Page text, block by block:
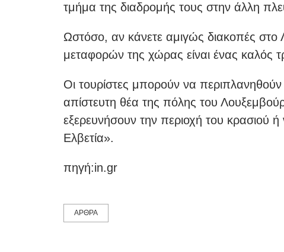
τμήμα της διαδρομής τους στην άλλη
Ωστόσο, αν κάνετε αμιγώς διακοπές
μεταφορών της χώρας είναι ένας καλός
Οι τουρίστες μπορούν να
απίστευτη θέα της πόλης του
εξερευνήσουν την περιοχή του κρασιού
Ελβετία».
πηγή:in.gr
ΑΡΘΡΑ